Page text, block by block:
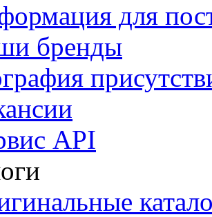
для
бренды
API